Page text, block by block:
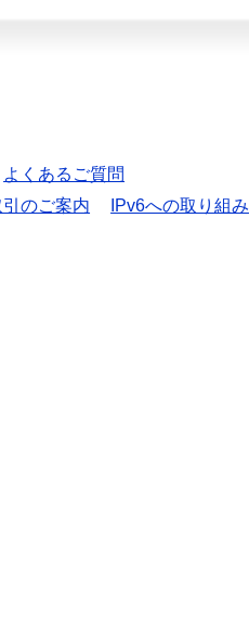
よくあるご質問
のご案内
IPv6への取り組み